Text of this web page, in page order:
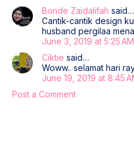
Bonde Zaidalifah said…
Cantik-cantik design
husband pergilaa
June 3, 2019 at 5:25 AM
Ciktie said…
Woww.. selamat hari
June 19, 2019 at 8:45
Post a Comment